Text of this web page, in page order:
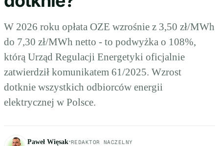
W 2026 roku opłata OZE wzrośnie z 3,50 zł/MWh
do 7,30 zł/MWh netto - to podwyżka o 108%,
którą Urząd Regulacji Energetyki oficjalnie
zatwierdził komunikatem 61/2025. Wzrost
dotknie wszystkich odbiorców energii
elektrycznej w Polsce.
Paweł Więsak·REDAKTOR NACZELNY